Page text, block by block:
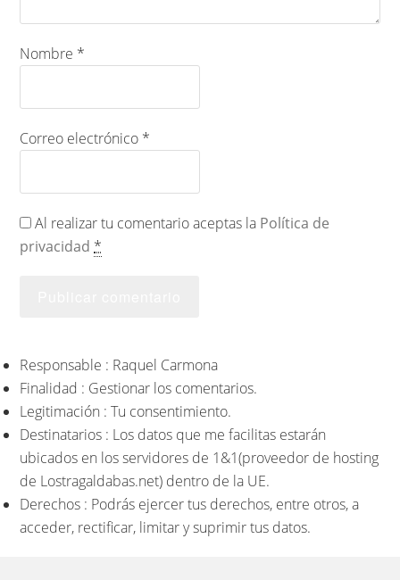
Nombre *
Correo electrónico *
Al realizar tu comentario aceptas la Política de
privacidad *
Responsable : Raquel Carmona
Finalidad : Gestionar los comentarios.
Legitimación : Tu consentimiento.
Destinatarios : Los datos que me facilitas estarán
ubicados en los servidores de 1&1(proveedor de hosting
de Lostragaldabas.net) dentro de la UE.
Derechos : Podrás ejercer tus derechos, entre otros, a
acceder, rectificar, limitar y suprimir tus datos.